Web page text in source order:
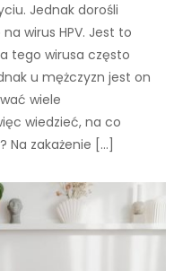
Jednak dorośli
wirus HPV. Jest to
tego wirusa często
u mężczyzn jest on
wiele
wiedzieć, na co
Na zakażenie […]